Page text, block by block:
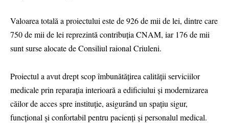
Valoarea totală a proiectului este de 926 de mii de lei, dintre care
750 de mii de lei reprezintă contribuția CNAM, iar 176 de mii
sunt surse alocate de Consiliul raional Criuleni.
Proiectul a avut drept scop îmbunătățirea calității serviciilor
medicale prin reparația interioară a edificiului și modernizarea
căilor de acces spre instituție, asigurând un spațiu sigur,
funcțional și confortabil pentru pacienți și personalul medical.